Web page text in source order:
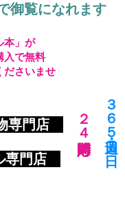
で御覧になれます
専門店
専門店
​２４時間対応 ​３６５日・週７日
本」が
入で無料
ださいませ